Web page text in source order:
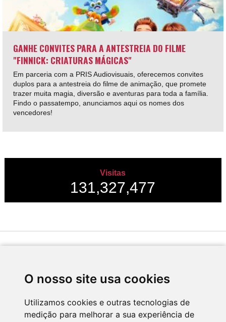
O nosso site usa cookies
Utilizamos cookies e outras tecnologias de
medição para melhorar a sua experiência de
GANHE CONVITES PARA A ANTESTREIA DO FILME
"FINNICK: CRIATURAS MÁGICAS"
Em parceria com a PRIS Audiovisuais, oferecemos convites
duplos para a antestreia do filme de animação, que promete
trazer muita magia, diversão e aventuras para toda a família.
Findo o passatempo, anunciamos aqui os nomes dos
vencedores!
Visitas
131,327,477